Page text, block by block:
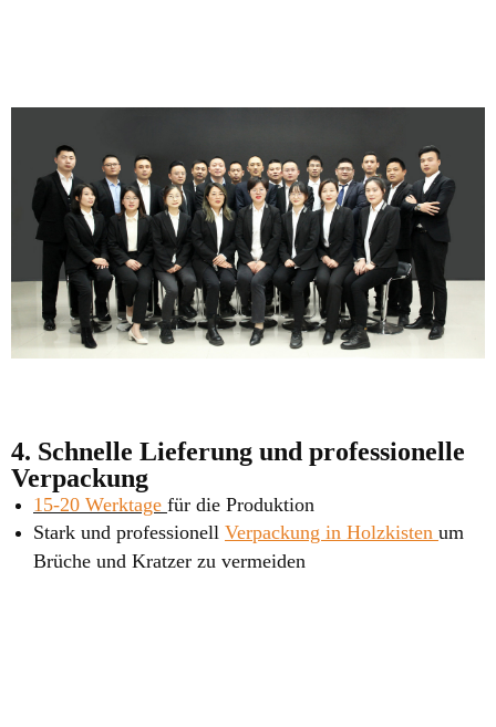
4. Schnelle Lieferung und professionelle
Verpackung
15-20 Werktage für die Produktion
Stark und professionell Verpackung in Holzkisten um
Brüche und Kratzer zu vermeiden